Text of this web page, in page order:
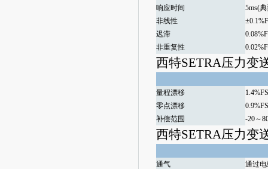
响应时间
5ms(
非线性
迟滞
非重复性
西特SETRA压力变
量程漂移
零点漂移
补偿范围
-20～
西特SETRA压力变
通气
通过电